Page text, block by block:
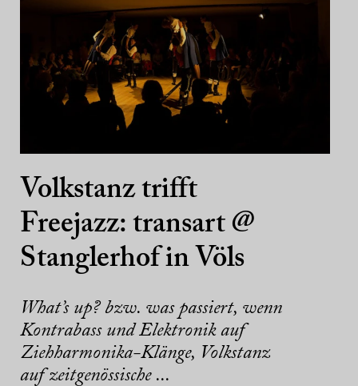
Volkstanz trifft
Freejazz: transart @
Stanglerhof in Völs
What’s up? bzw. was passiert, wenn
Kontrabass und Elektronik auf
Ziehharmonika-Klänge, Volkstanz
auf zeitgenössische ...